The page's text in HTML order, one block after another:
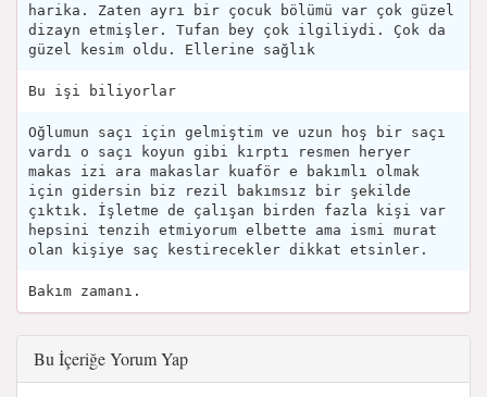
harika. Zaten ayrı bir çocuk bölümü var çok güzel
dizayn etmişler. Tufan bey çok ilgiliydi. Çok da
güzel kesim oldu. Ellerine sağlık
Bu işi biliyorlar
Oğlumun saçı için gelmiştim ve uzun hoş bir saçı
vardı o saçı koyun gibi kırptı resmen heryer
makas izi ara makaslar kuaför e bakımlı olmak
için gidersin biz rezil bakımsız bir şekilde
çıktık. İşletme de çalışan birden fazla kişi var
hepsini tenzih etmiyorum elbette ama ismi murat
olan kişiye saç kestirecekler dikkat etsinler.
Bakım zamanı.
Bu İçeriğe Yorum Yap